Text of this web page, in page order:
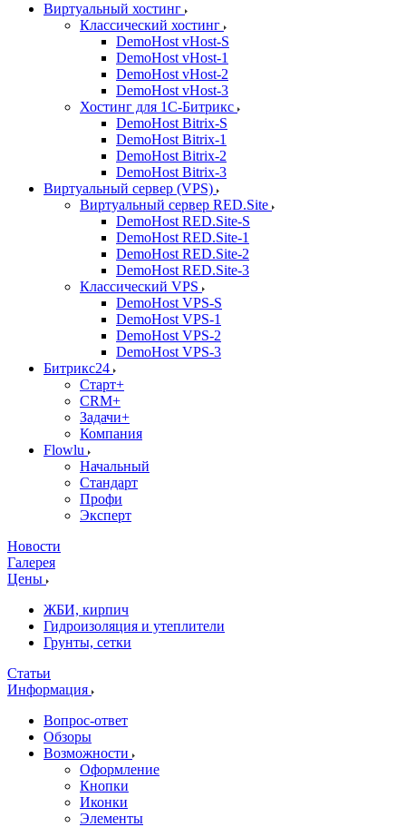
Виртуальный хостинг
Классический хостинг
DemoHost vHost-S
DemoHost vHost-1
DemoHost vHost-2
DemoHost vHost-3
Хостинг для 1С-Битрикс
DemoHost Bitrix-S
DemoHost Bitrix-1
DemoHost Bitrix-2
DemoHost Bitrix-3
Виртуальный сервер (VPS)
Виртуальный сервер RED.Site
DemoHost RED.Site-S
DemoHost RED.Site-1
DemoHost RED.Site-2
DemoHost RED.Site-3
Классический VPS
DemoHost VPS-S
DemoHost VPS-1
DemoHost VPS-2
DemoHost VPS-3
Битрикс24
Старт+
CRM+
Задачи+
Компания
Flowlu
Начальный
Стандарт
Профи
Эксперт
Новости
Галерея
Цены
ЖБИ, кирпич
Гидроизоляция и утеплители
Грунты, сетки
Статьи
Информация
Вопрос-ответ
Обзоры
Возможности
Оформление
Кнопки
Иконки
Элементы